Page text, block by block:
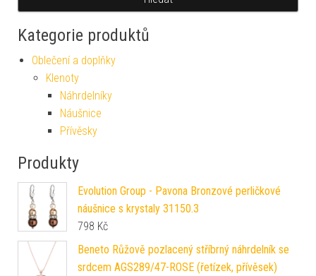
Kategorie produktů
Oblečení a doplňky
Klenoty
Náhrdelníky
Náušnice
Přívěsky
Produkty
Evolution Group - Pavona Bronzové perličkové
náušnice s krystaly 31150.3
798 Kč
Beneto Růžově pozlacený stříbrný náhrdelník se
srdcem AGS289/47-ROSE (řetízek, přívěsek)